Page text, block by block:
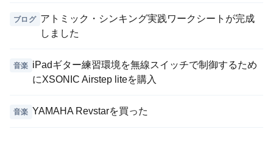
ブログ アトミック・シンキング実践ワークシートが完成
しました
音楽
iPadギター練習環境を無線スイッチで制御するため
にXSONIC Airstep liteを購入
音楽 YAMAHA Revstarを買った